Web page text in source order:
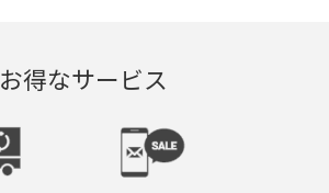
お得なサービス